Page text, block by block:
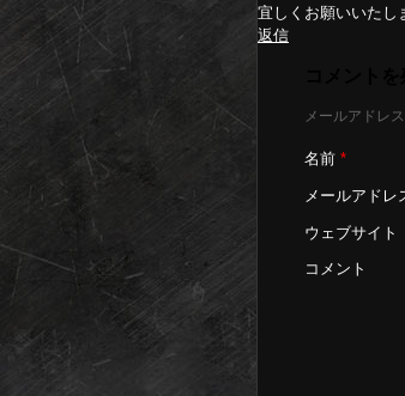
宜しくお願いいたし
返信
メールアドレ
名前 *
メールアドレ
ウェブサイト
コメント